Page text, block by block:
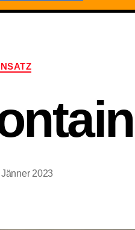
Kategorien
Jänner 2023